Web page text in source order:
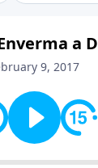
a
9, 2017